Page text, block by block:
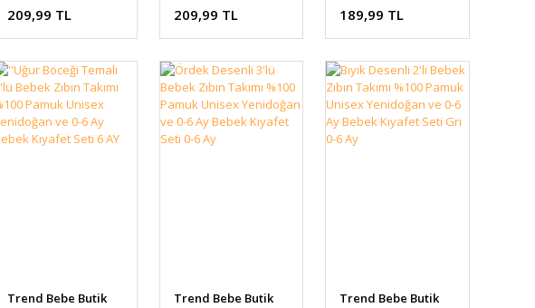
%100 Pamuk,Uzun
209,99 TL
Yazı Baskılı %100
209,99 TL
Baskılı Bebek
36 AY
189,99 TL
Trend Bebe Butik Trend Bebe Butik Trend Bebe Butik